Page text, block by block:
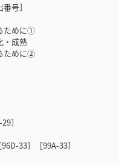
出番号］
ために①
・成熟
ために②
］
33］［99A-33］
〉